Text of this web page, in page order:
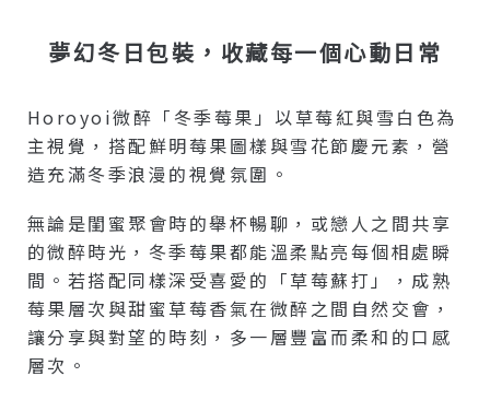
夢幻冬日包裝，收藏每一個心動日常
Horoyoi微醉「冬季莓果」以草莓紅與雪白色為
主視覺，搭配鮮明莓果圖樣與雪花節慶元素，營
造充滿冬季浪漫的視覺氛圍。
無論是閨蜜聚會時的舉杯暢聊，或戀人之間共享
的微醉時光，冬季莓果都能溫柔點亮每個相處瞬
間。若搭配同樣深受喜愛的「草莓蘇打」，成熟
莓果層次與甜蜜草莓香氣在微醉之間自然交會，
讓分享與對望的時刻，多一層豐富而柔和的口感
層次。